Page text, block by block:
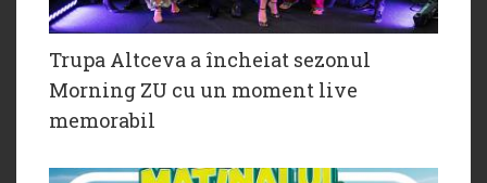
Trupa Altceva a încheiat sezonul
Morning ZU cu un moment live
memorabil